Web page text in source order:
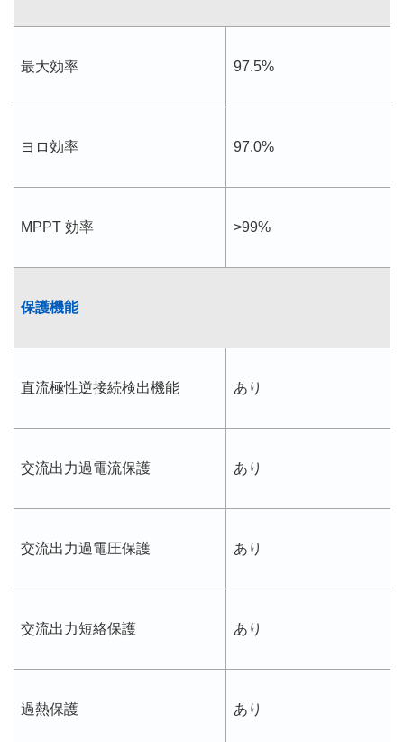
最大効率 97.5%
ヨロ効率 97.0%
MPPT 効率 >99%
保護機能
直流極性逆接続検出機能 あり
交流出力過電流保護 あり
交流出力過電圧保護 あり
交流出力短絡保護 あり
過熱保護 あり